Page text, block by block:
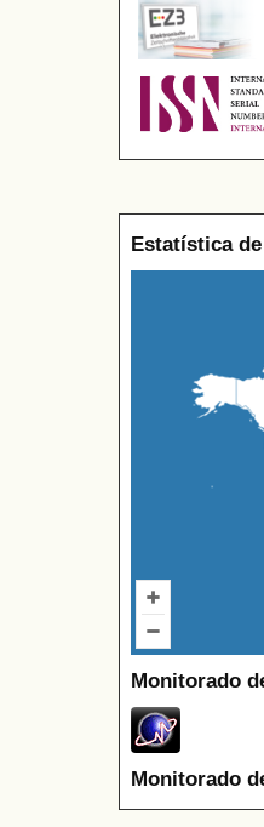
Estatística
Monitorado
Monitorado